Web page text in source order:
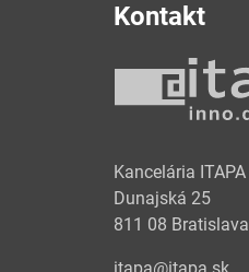
Kontakt
Kancelária ITAPA
Dunajská 25
811 08 Bratislava